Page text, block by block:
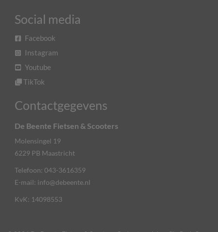
Social media
Facebook
Instagram
Youtube
TikTok
Contactgegevens
De Beente Fietsen & Scooters
Molensingel 19
6229 PB Maastricht
Telefoon: 043-3616359
E-mail: info@debeente.nl
KvK: 14098553